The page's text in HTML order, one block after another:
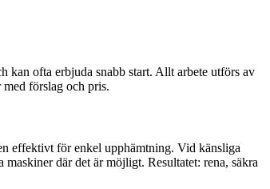
kan ofta erbjuda snabb start. Allt arbete utförs av
förslag och pris.
effektivt för enkel upphämtning. Vid känsliga
där det är möjligt. Resultatet: rena, säkra